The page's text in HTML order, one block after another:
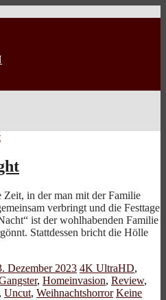
in der man mit der Familie
verbringt und die Festtage
ist der wohlhabenden Familie
Stattdessen bricht die Hölle
Dezember 2023 4K UltraHD,
, Homeinvasion, Review,
, Uncut, Weihnachtshorror Keine